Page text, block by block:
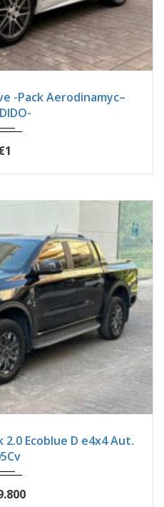
-Pack Aerodinamyc–
2.0 Ecoblue D e4x4 Aut.